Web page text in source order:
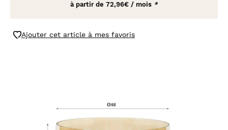
à partir de 72,96€ / mois *
Ajouter cet article à mes favoris